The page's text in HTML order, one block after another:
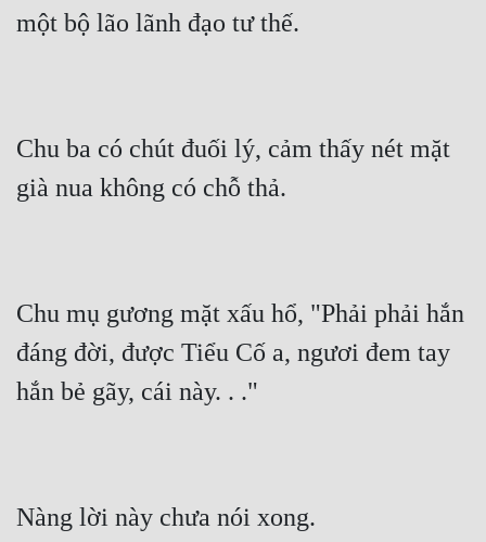
một bộ lão lãnh đạo tư thế.
Chu ba có chút đuối lý, cảm thấy nét mặt
già nua không có chỗ thả.
Chu mụ gương mặt xấu hổ, "Phải phải hắn
đáng đời, được Tiểu Cố a, ngươi đem tay
hắn bẻ gãy, cái này. . ."
Nàng lời này chưa nói xong.